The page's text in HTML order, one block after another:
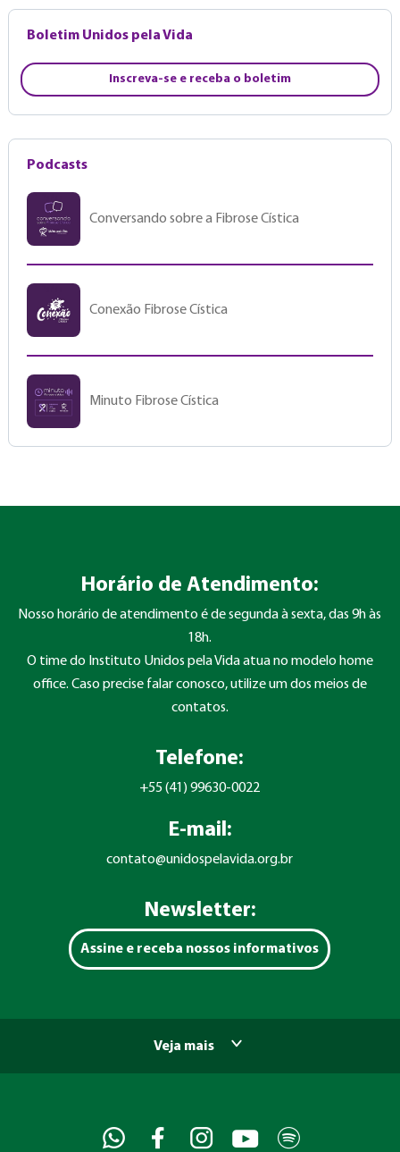
Boletim Unidos pela Vida
Inscreva-se e receba o boletim
Podcasts
Conversando sobre a Fibrose Cística
Conexão Fibrose Cística
Minuto Fibrose Cística
Horário de Atendimento:
Nosso horário de atendimento é de segunda à sexta, das 9h às
18h.
O time do Instituto Unidos pela Vida atua no modelo home
office. Caso precise falar conosco, utilize um dos meios de
contatos.
Telefone:
+55 (41) 99630-0022
E-mail:
contato@unidospelavida.org.br
Newsletter:
Assine e receba nossos informativos
Veja mais